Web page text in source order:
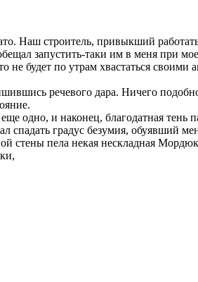
Наш строитель, привыкший
запустить-таки им в меня при
не будет по утрам хвастаться
речевого дара. Ничего
одно, и наконец, благодатная
спадать градус безумия, обуявший
пела некая нескладная